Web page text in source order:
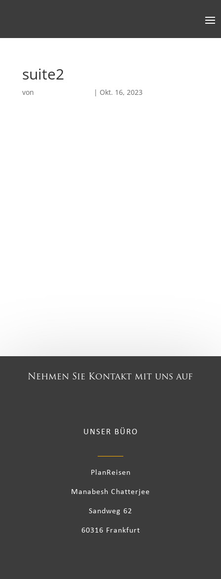
suite2
von | Okt. 16, 2023
Nehmen Sie Kontakt mit uns auf
UNSER BÜRO
PlanReisen
Manabesh Chatterjee
Sandweg 62
60316 Frankfurt